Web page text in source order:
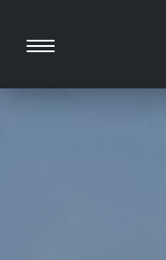
toggle navigation